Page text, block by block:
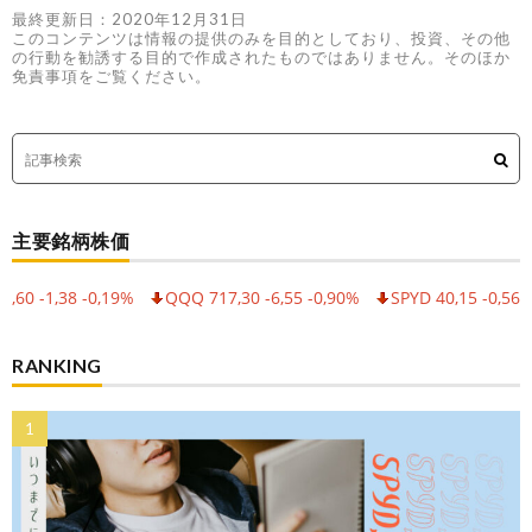
最終更新日：2020年12月31日
このコンテンツは情報の提供のみを目的としており、投資、その他
の行動を勧誘する目的で作成されたものではありません。そのほか
免責事項をご覧ください。
主要銘柄株価
1,38 -0,19% QQQ 717,30 -6,55 -0,90% SPYD 40,15 -0,56 -
RANKING